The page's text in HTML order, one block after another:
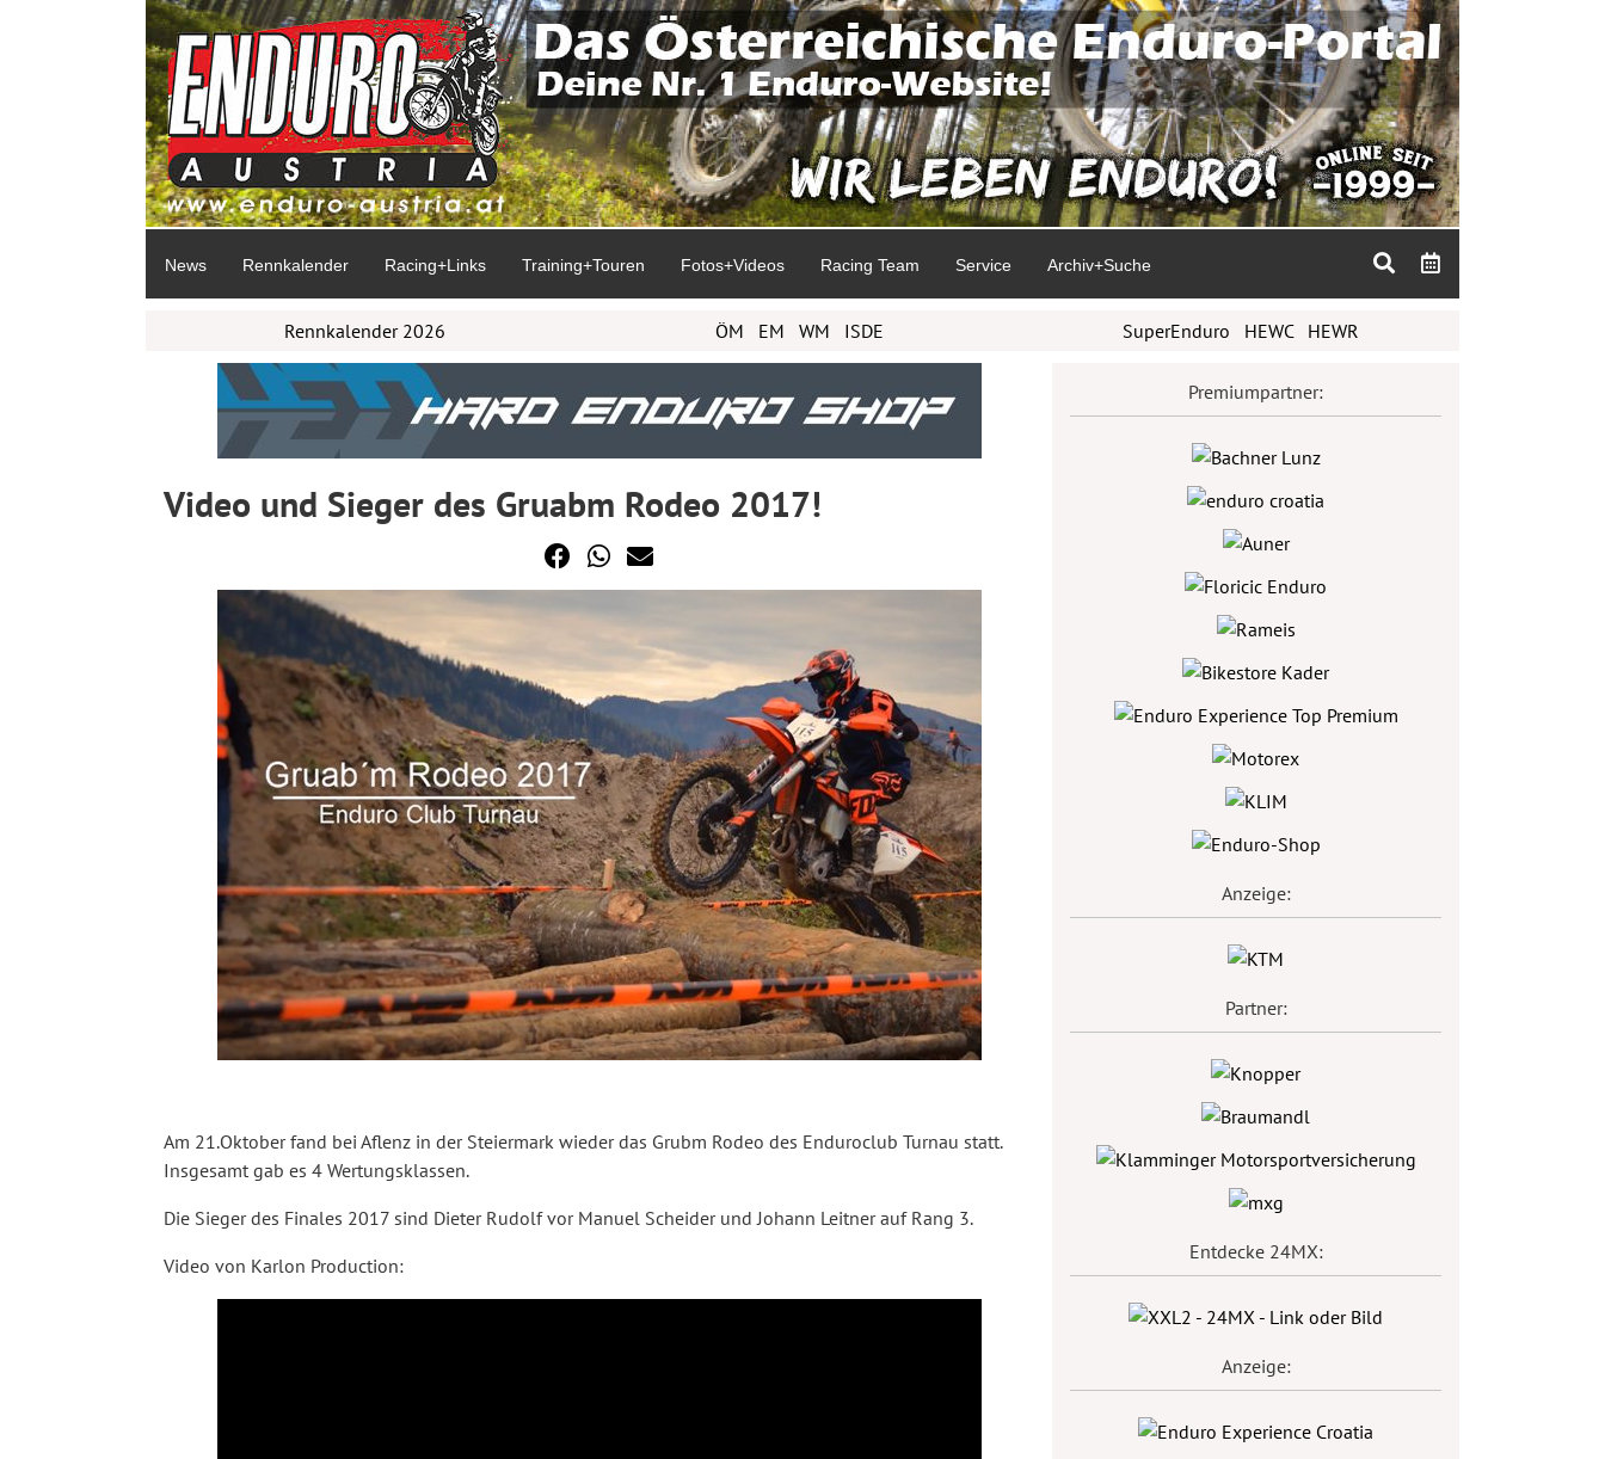
News Rennkalender Racing+Links Training+Touren Fotos+Videos Racing Team Service Archiv+Suche
Rennkalender 2026 ÖM EM WM ISDE SuperEnduro HEWC HEWR
Video und Sieger des Gruabm Rodeo 2017!
Am 21.Oktober fand bei Aflenz in der Steiermark wieder das Grubm Rodeo des Enduroclub Turnau statt.
Insgesamt gab es 4 Wertungsklassen.
Die Sieger des Finales 2017 sind Dieter Rudolf vor Manuel Scheider und Johann Leitner auf Rang 3.
Video von Karlon Production:
Premiumpartner:
Anzeige:
Partner:
Entdecke 24MX:
Anzeige: